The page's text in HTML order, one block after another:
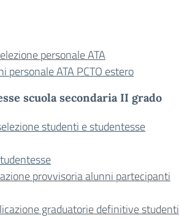
personale ATA
ATA PCTO estero
scuola secondaria II grado
studenti e studentesse
provvisoria alunni partecipanti
graduatorie definitive studenti